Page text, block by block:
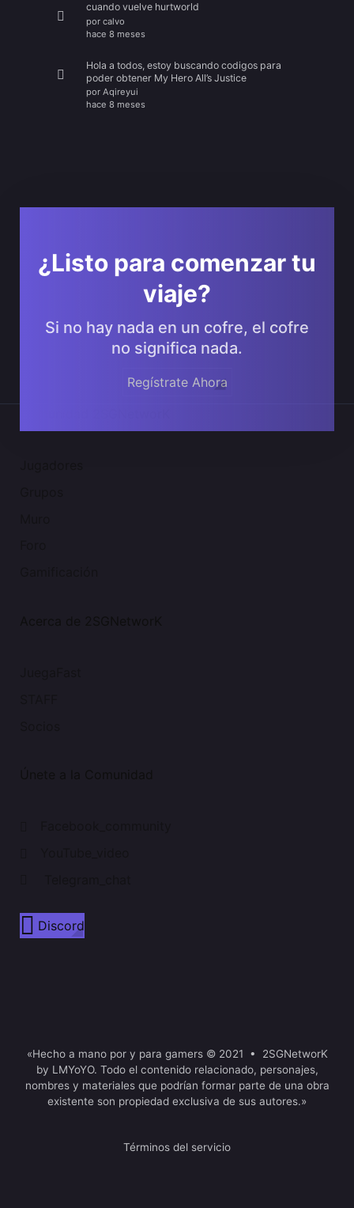
cuando vuelve hurtworld
por calvo
hace 8 meses
Hola a todos, estoy buscando codigos para
poder obtener My Hero All’s Justice
por Aqireyui
hace 8 meses
¿Listo para comenzar tu
viaje?
Si no hay nada en un cofre, el cofre
no significa nada.
Regístrate Ahora
Discord
«Hecho a mano por y para gamers © 2021 • 2SGNetworK
by LMYoYO. Todo el contenido relacionado, personajes,
nombres y materiales que podrían formar parte de una obra
existente son propiedad exclusiva de sus autores.»
Términos del servicio